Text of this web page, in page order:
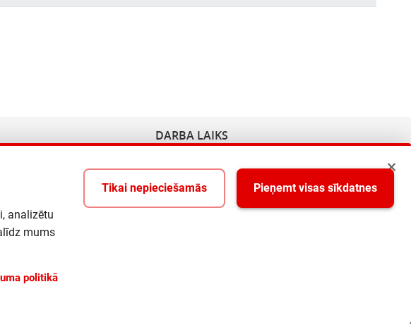
DARBA LAIKS
analizētu
mums
politikā
Tikai nepieciešamās Pieņemt visas sīkdatnes